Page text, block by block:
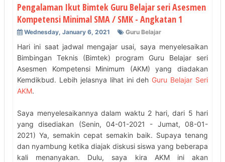
Pengalaman Ikut Bimtek Guru Belajar seri Asesmen
Kompetensi Minimal SMA / SMK - Angkatan 1
Wednesday, January 6, 2021 Guru Belajar
Hari ini saat jadwal mengajar usai, saya menyelesaikan
Bimbingan Teknis (Bimtek) program Guru Belajar seri
Asesmen Kompetensi Minimum (AKM) yang diadakan
Kemdikbud. Lebih jelasnya lihat ini deh Guru Belajar Seri
AKM.
Saya menyelesaikannya dalam waktu 2 hari, dari 5 hari
yang disediakan (Senin, 04-01-2021 - Jumat, 08-01-
2021) Ya, semakin cepat semakin baik. Supaya tenang
dan nyambung ketika diajak diskusi siswa yang beberapa
kali menanyakan. Dulu, saya kira AKM ini akan